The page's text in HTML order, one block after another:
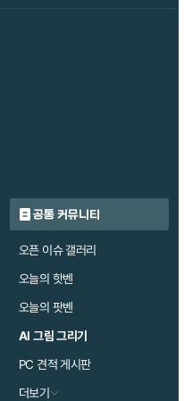
공통 커뮤니티
오픈 이슈 갤러리
오늘의 핫벤
오늘의 팟벤
AI 그림 그리기
PC 견적 게시판
더보기